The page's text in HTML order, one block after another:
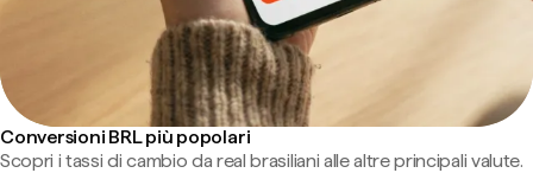
Conversioni BRL più popolari
Scopri i tassi di cambio da real brasiliani alle altre principali valute.